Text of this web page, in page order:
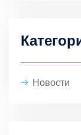
Новости